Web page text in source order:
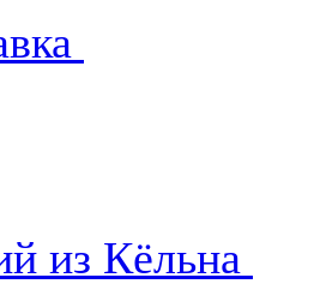
из Кёльна